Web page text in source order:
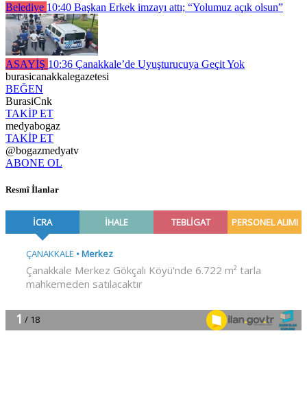
Belediye 10:40 Başkan Erkek imzayı attı; “Yolumuz açık olsun”
ASAYİŞ 10:36 Çanakkale’de Uyuşturucuya Geçit Yok
burasicanakkalegazetesi
BEĞEN
BurasiCnk
TAKİP ET
medyabogaz
TAKİP ET
@bogazmedyatv
ABONE OL
Resmî İlanlar